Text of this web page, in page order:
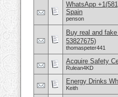
WhatsApp
Spain
penson
Buy real and
53827675)
thomaspeter441
Acquire Safety
Rulean4KD
Energy Drinks
Keith